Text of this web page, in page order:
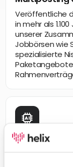
Veröffentliche
in mehr als
unserer
Jobbörsen wie
spezialisierte